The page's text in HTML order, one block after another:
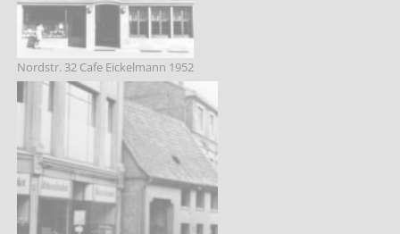
Nordstr. 32 Cafe Eickelmann 1952